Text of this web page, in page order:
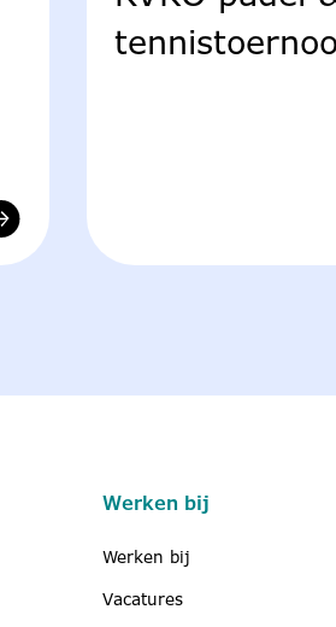
Werken bij
Werken bij
Vacatures